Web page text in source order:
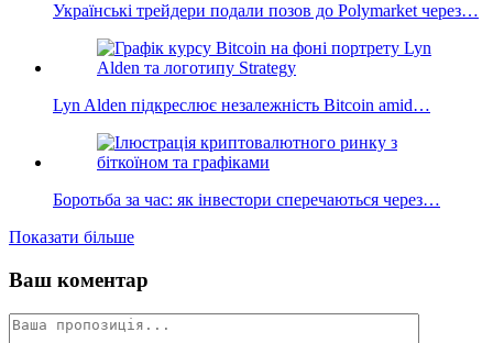
Українські трейдери подали позов до Polymarket через…
Lyn Alden підкреслює незалежність Bitcoin amid…
Боротьба за час: як інвестори сперечаються через…
Показати більше
Ваш коментар